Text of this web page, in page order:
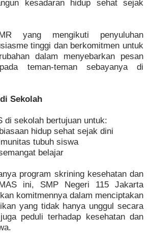
kesadaran hidup sehat sejak
yang mengikuti penyuluhan
tinggi dan berkomitmen untuk
dalam menyebarkan pesan
teman-teman sebayanya di
Sekolah
di sekolah bertujuan untuk:
hidup sehat sejak dini
tubuh siswa
belajar
program skrining kesehatan dan
ini, SMP Negeri 115 Jakarta
komitmennya dalam menciptakan
yang tidak hanya unggul secara
peduli terhadap kesehatan dan